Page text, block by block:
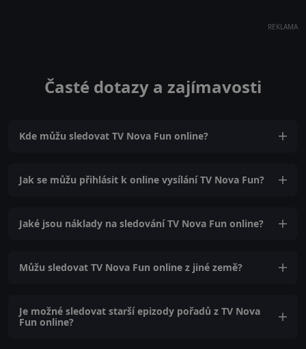
REKLAMA
Časté dotazy a zajímavosti
Kde můžu sledovat TV Nova Fun online?
Jak se můžu přihlásit k online vysílání TV Nova Fun?
Jaké jsou náklady na sledování TV Nova Fun online?
Můžu sledovat TV Nova Fun online z jiné země?
Je možné sledovat starší epizody pořadů z TV Nova
Fun online?